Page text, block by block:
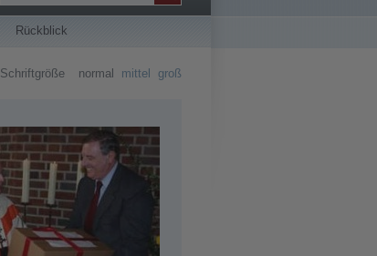
Rückblick
Schriftgröße normal mittel groß